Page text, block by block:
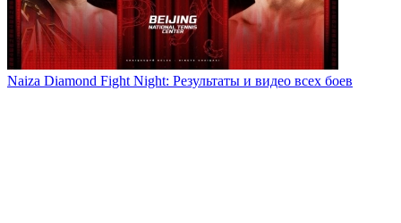
Naiza Diamond Fight Night: Результаты и видео всех боев